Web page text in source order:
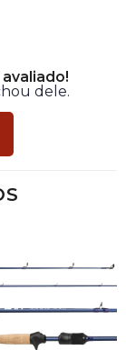
dele.